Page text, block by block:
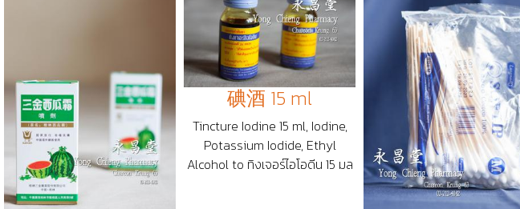
碘酒 15 ml
Tincture Iodine 15 ml, Iodine,
Potassium Iodide, Ethyl
Alcohol to ทิงเจอร์ไอโอดีน 15 มล